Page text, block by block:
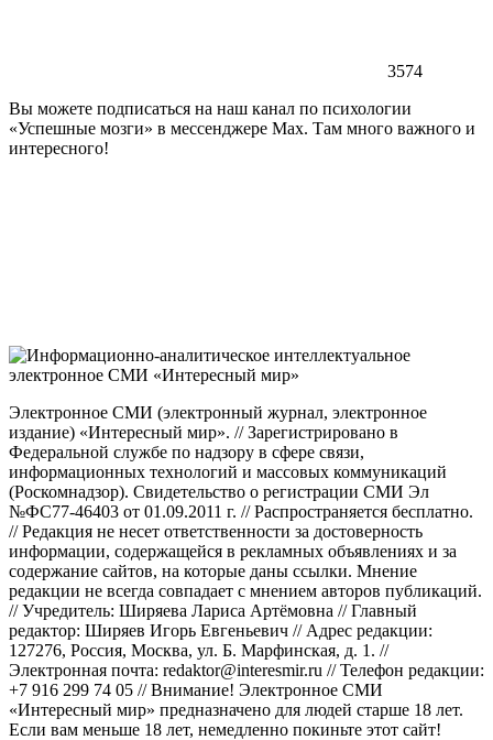
3574
Вы можете подписаться на наш канал по психологии
«Успешные мозги» в мессенджере Max. Там много важного и
интересного!
Электронное СМИ (электронный журнал, электронное
издание) «Интересный мир». // Зарегистрировано в
Федеральной службе по надзору в сфере связи,
информационных технологий и массовых коммуникаций
(Роскомнадзор). Свидетельство о регистрации СМИ Эл
№ФС77-46403 от 01.09.2011 г. // Распространяется бесплатно.
// Редакция не несет ответственности за достоверность
информации, содержащейся в рекламных объявлениях и за
содержание сайтов, на которые даны ссылки. Мнение
редакции не всегда совпадает с мнением авторов публикаций.
// Учредитель: Ширяева Лариса Артёмовна // Главный
редактор: Ширяев Игорь Евгеньевич // Адрес редакции:
127276, Россия, Москва, ул. Б. Марфинская, д. 1. //
Электронная почта: redaktor@interesmir.ru // Телефон редакции:
+7 916 299 74 05 // Внимание! Электронное СМИ
«Интересный мир» предназначено для людей старше 18 лет.
Если вам меньше 18 лет, немедленно покиньте этот сайт!